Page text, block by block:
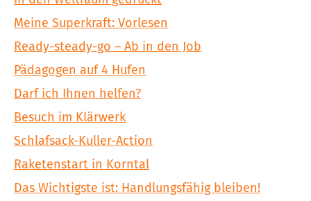
Meine Superkraft: Vorlesen
Ready-steady-go – Ab in den Job
Pädagogen auf 4 Hufen
Darf ich Ihnen helfen?
Besuch im Klärwerk
Schlafsack-Kuller-Action
Raketenstart in Korntal
Das Wichtigste ist: Handlungsfähig bleiben!